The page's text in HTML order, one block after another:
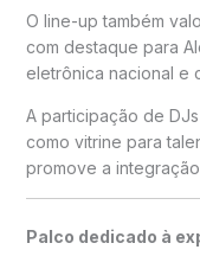
O line-up também
com destaque para
eletrônica nacional e
A participação de
como vitrine para
promove a
Palco dedicado à